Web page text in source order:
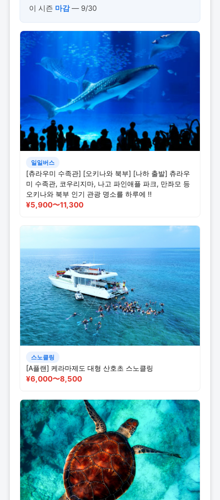
이 시즌 마감— 9/30
일일버스
[츄라우미 수족관] [오키나와 북부] [나하 출발] 츄라우
미 수족관, 코우리지마, 나고 파인애플 파크, 만좌모 등
오키나와 북부 인기 관광 명소를 하루에 !!
¥5,900〜11,300
스노클링
[A플랜] 케라마제도 대형 산호초 스노클링
¥6,000〜8,500